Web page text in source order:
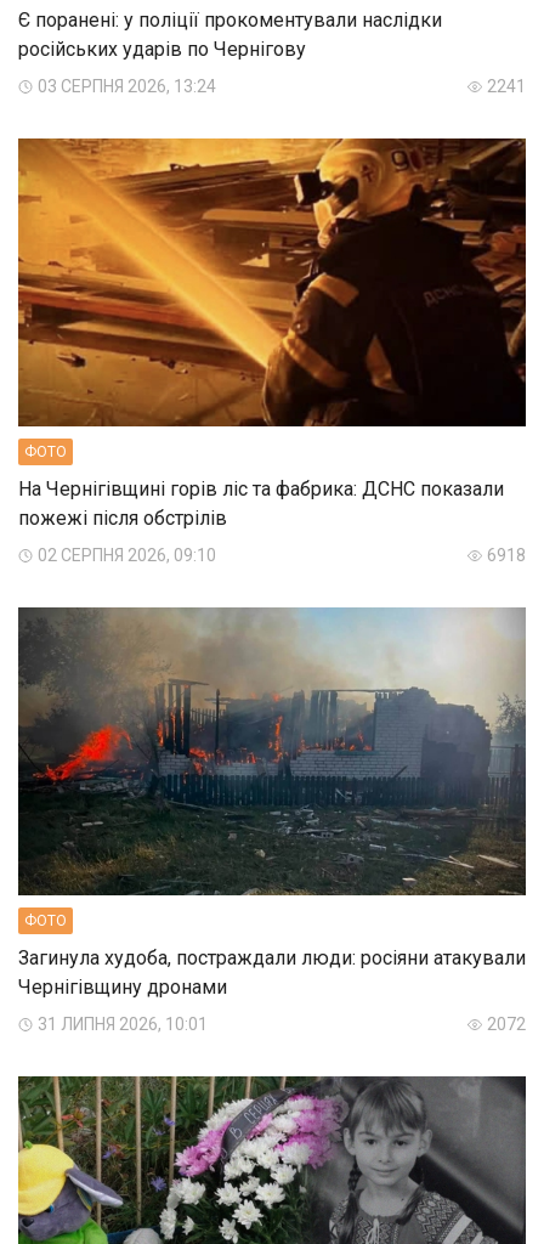
Є поранені: у поліції прокоментували наслідки
російських ударів по Чернігову
03 СЕРПНЯ 2026, 13:24 2241
ФОТО
На Чернігівщині горів ліс та фабрика: ДСНС показали
пожежі після обстрілів
02 СЕРПНЯ 2026, 09:10 6918
ФОТО
Загинула худоба, постраждали люди: росіяни атакували
Чернігівщину дронами
31 ЛИПНЯ 2026, 10:01 2072